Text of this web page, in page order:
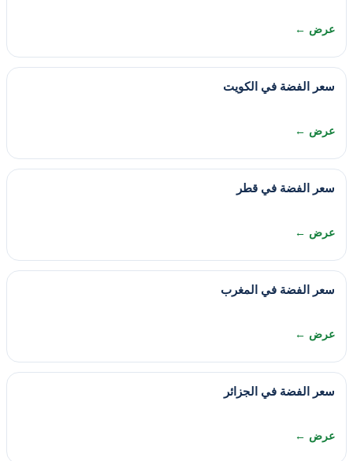
عرض ←
سعر الفضة في الكويت
عرض ←
سعر الفضة في قطر
عرض ←
سعر الفضة في المغرب
عرض ←
سعر الفضة في الجزائر
عرض ←